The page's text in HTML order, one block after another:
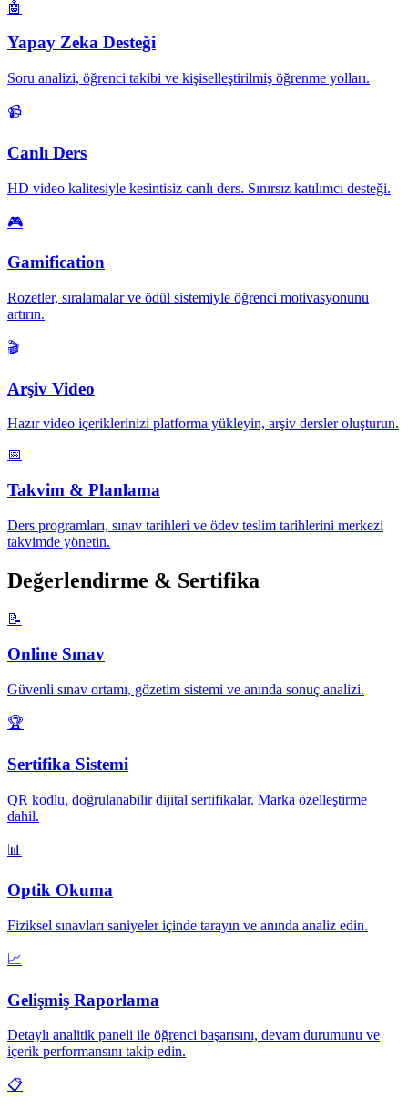
🤖
Yapay Zeka Desteği
Soru analizi, öğrenci takibi ve kişiselleştirilmiş öğrenme yolları.
📹
Canlı Ders
HD video kalitesiyle kesintisiz canlı ders. Sınırsız katılımcı desteği.
🎮
Gamification
Rozetler, sıralamalar ve ödül sistemiyle öğrenci motivasyonunu
artırın.
🎬
Arşiv Video
Hazır video içeriklerinizi platforma yükleyin, arşiv dersler oluşturun.
📅
Takvim & Planlama
Ders programları, sınav tarihleri ve ödev teslim tarihlerini merkezi
takvimde yönetin.
Değerlendirme & Sertifika
📝
Online Sınav
Güvenli sınav ortamı, gözetim sistemi ve anında sonuç analizi.
🏆
Sertifika Sistemi
QR kodlu, doğrulanabilir dijital sertifikalar. Marka özelleştirme
dahil.
📊
Optik Okuma
Fiziksel sınavları saniyeler içinde tarayın ve anında analiz edin.
📈
Gelişmiş Raporlama
Detaylı analitik paneli ile öğrenci başarısını, devam durumunu ve
içerik performansını takip edin.
📋